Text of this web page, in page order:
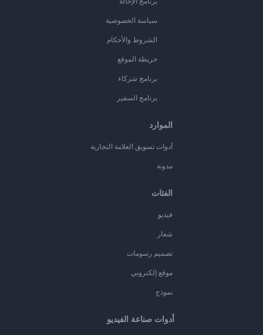
سياسة الخصوصية
الشروط والأحكام
خريطة الموقع
برنامج شركاء
برنامج السفير
الموارد
أدوات تسويق العلامة التجارية
مدونة
الفئات
فيديو
شعار
تصميم رسومات
موقع إلكتروني
نموذج
أدوات صناعة الفيديو